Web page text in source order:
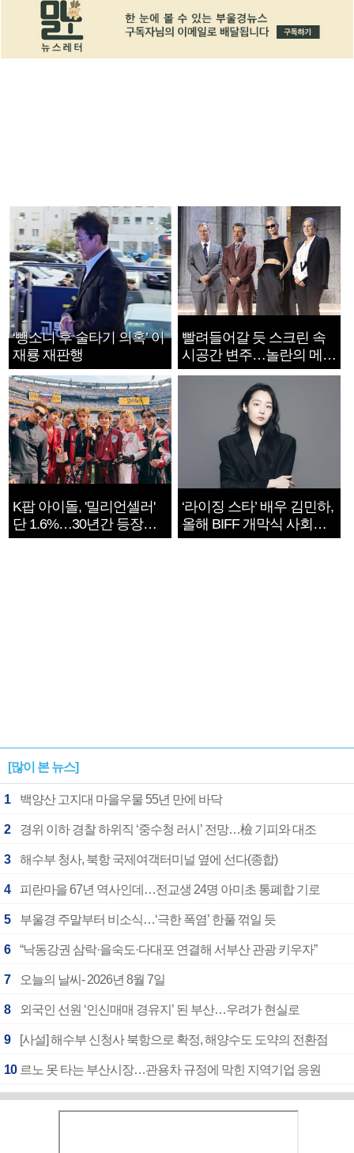
‘뺑소니 후 술타기 의혹’ 이
재룡 재판행
빨려들어갈 듯 스크린 속
시공간 변주…놀란의 메시
지는 ‘전쟁 속죄’
K팝 아이돌, '밀리언셀러'
단 1.6%…30년간 등장
1182개팀 전수조사
‘라이징 스타’ 배우 김민하,
올해 BIFF 개막식 사회자
확정
[많이 본 뉴스]
1 백양산 고지대 마을우물 55년 만에 바닥
2 경위 이하 경찰 하위직 ‘중수청 러시’ 전망…檢 기피와 대조
3 해수부 청사, 북항 국제여객터미널 옆에 선다(종합)
4 피란마을 67년 역사인데…전교생 24명 아미초 통폐합 기로
5 부울경 주말부터 비소식…‘극한 폭염’ 한풀 꺾일 듯
6 “낙동강권 삼락·을숙도·다대포 연결해 서부산 관광 키우자”
7 오늘의 날씨- 2026년 8월 7일
8 외국인 선원 ‘인신매매 경유지’ 된 부산…우려가 현실로
9 [사설] 해수부 신청사 북항으로 확정, 해양수도 도약의 전환점
10 르노 못 타는 부산시장…관용차 규정에 막힌 지역기업 응원